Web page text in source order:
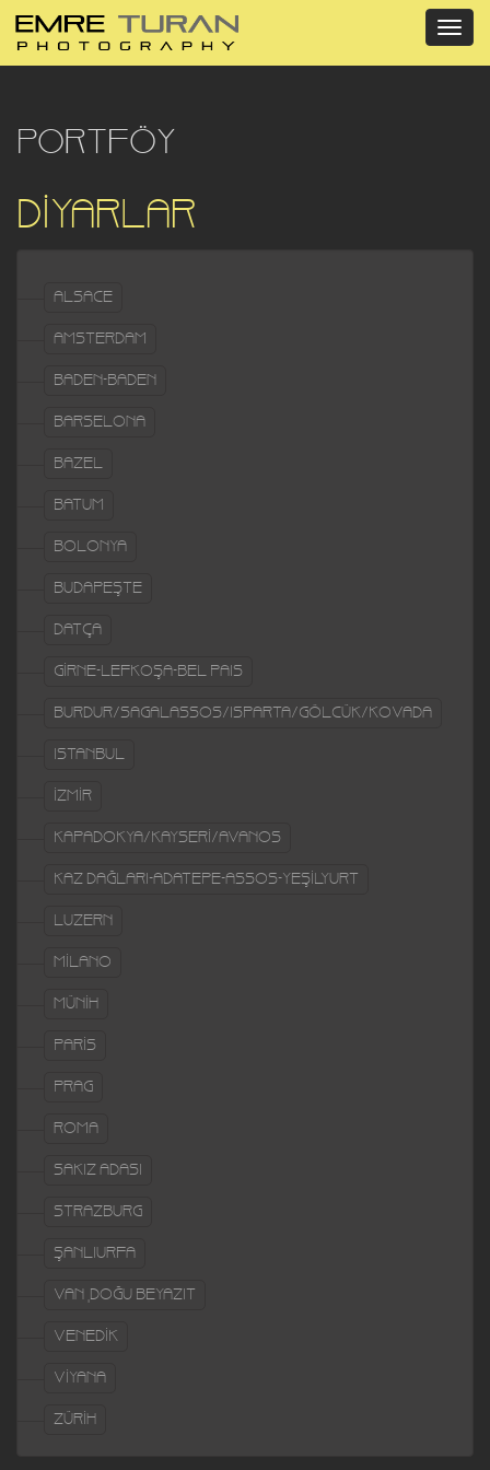
PORTFÖY
DİYARLAR
ALSACE
AMSTERDAM
BADEN-BADEN
BARSELONA
BAZEL
BATUM
BOLONYA
BUDAPEŞTE
DATÇA
GİRNE-LEFKOŞA-BEL PAIS
BURDUR/SAGALASSOS/ISPARTA/GÖLCÜK/KOVADA
ISTANBUL
İZMİR
KAPADOKYA/KAYSERİ/AVANOS
KAZ DAĞLARI-ADATEPE-ASSOS-YEŞİLYURT
LUZERN
MİLANO
MÜNİH
PARİS
PRAG
ROMA
SAKIZ ADASI
STRAZBURG
ŞANLIURFA
VAN ,DOĞU BEYAZIT
VENEDİK
VİYANA
ZÜRİH